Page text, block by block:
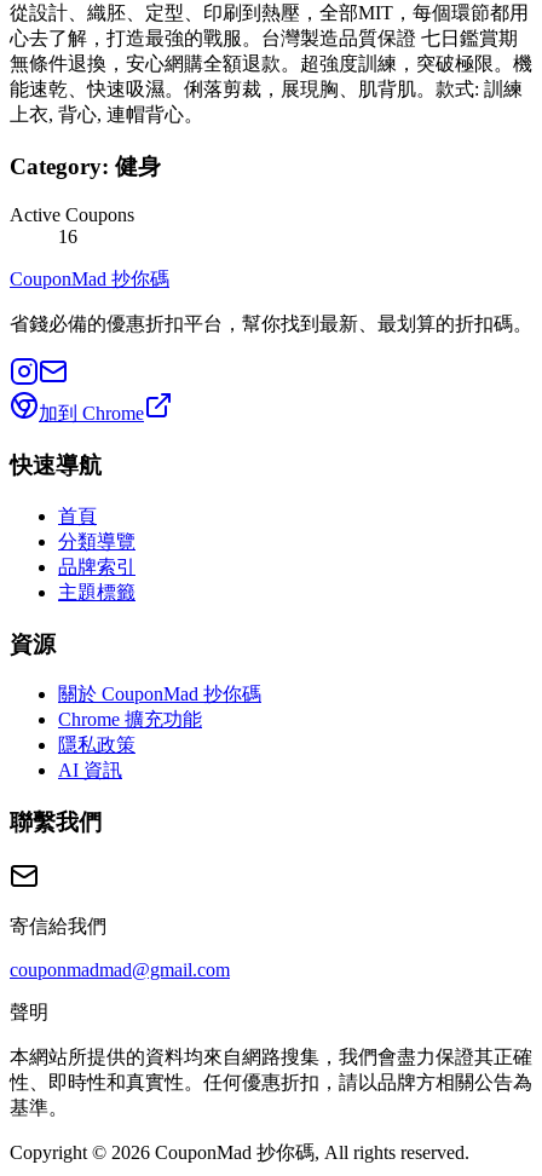
從設計、織胚、定型、印刷到熱壓，全部MIT，每個環節都用
心去了解，打造最強的戰服。台灣製造品質保證 七日鑑賞期
無條件退換，安心網購全額退款。超強度訓練，突破極限。機
能速乾、快速吸濕。俐落剪裁，展現胸、肌背肌。款式: 訓練
上衣, 背心, 連帽背心。
Category: 健身
Active Coupons
16
CouponMad 抄你碼
省錢必備的優惠折扣平台，幫你找到最新、最划算的折扣碼。
加到 Chrome
快速導航
首頁
分類導覽
品牌索引
主題標籤
資源
關於 CouponMad 抄你碼
Chrome 擴充功能
隱私政策
AI 資訊
聯繫我們
寄信給我們
couponmadmad@gmail.com
聲明
本網站所提供的資料均來自網路搜集，我們會盡力保證其正確
性、即時性和真實性。任何優惠折扣，請以品牌方相關公告為
基準。
Copyright © 2026 CouponMad 抄你碼, All rights reserved.